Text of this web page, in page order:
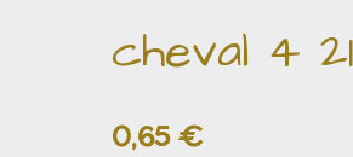
cheval 4
0,65 €